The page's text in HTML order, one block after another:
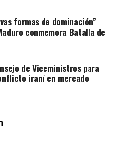
formas de dominación”
conmemora Batalla de
de Viceministros para
iraní en mercado